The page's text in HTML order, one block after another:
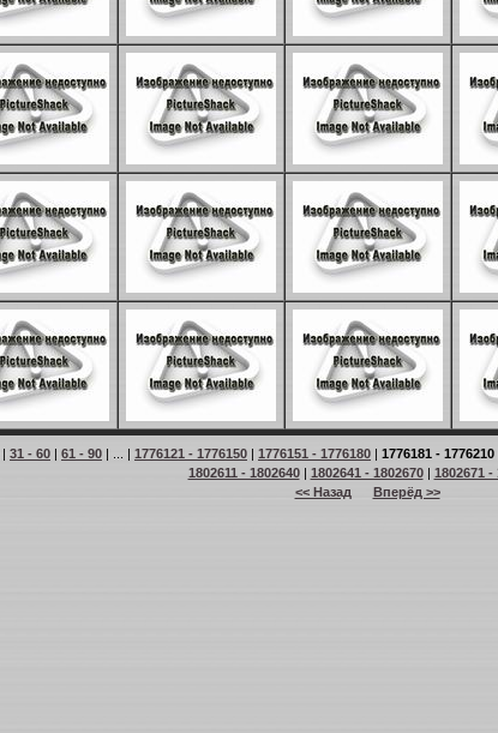
| 31 - 60 | 61 - 90 | ... | 1776121 - 1776150 | 1776151 - 1776180 | 1776181 - 1776210
1802611 - 1802640| 1802641 - 1802670| 1802671 -
<< Назад
Вперёд >>